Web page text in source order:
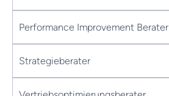
Performance Improvement Berater
Strategieberater